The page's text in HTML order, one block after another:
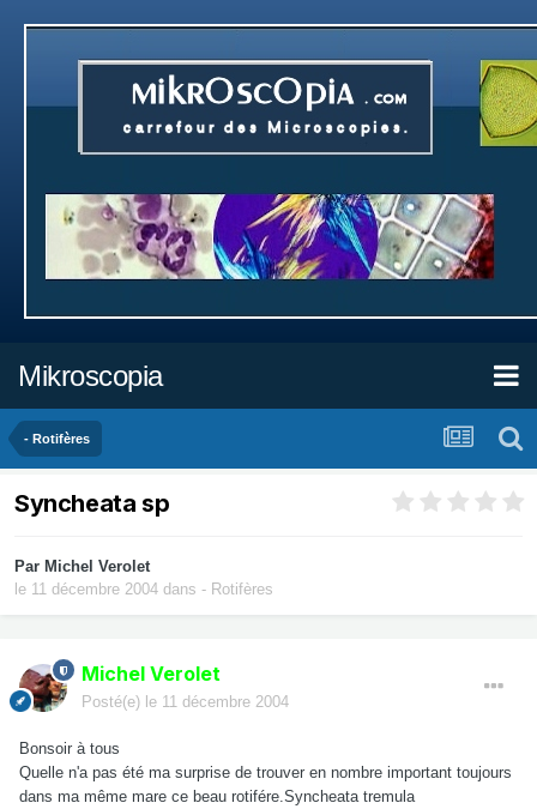
Mikroscopia
- Rotifères
Syncheata sp
Par Michel Verolet
le 11 décembre 2004 dans - Rotifères
Michel Verolet
Posté(e) le 11 décembre 2004
Bonsoir à tous
Quelle n'a pas été ma surprise de trouver en nombre important toujours
dans ma même mare ce beau rotifére.Syncheata tremula